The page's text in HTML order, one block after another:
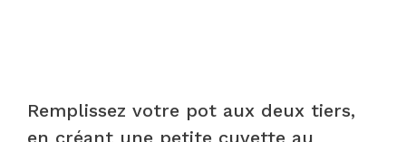
Remplissez votre pot aux deux tiers,
en créant une petite cuvette au